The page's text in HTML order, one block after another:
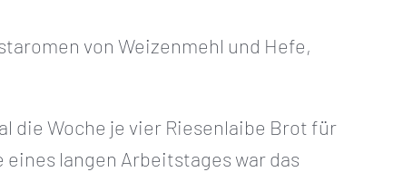
von Weizenmehl und Hefe,
die Woche je vier Riesenlaibe Brot für
langen Arbeitstages war das